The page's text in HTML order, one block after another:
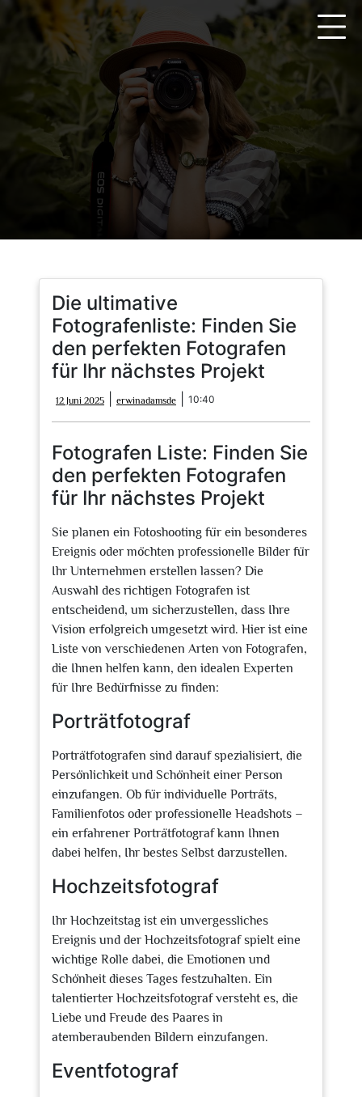
springen
Die ultimative
Fotografenliste: Finden Sie
den perfekten Fotografen
für Ihr nächstes Projekt
12 Juni 2025
Juni
2025
erwinadamsde erwinadamsde
10:40
Fotografen Liste: Finden Sie
den perfekten Fotografen
für Ihr nächstes Projekt
Sie planen ein Fotoshooting für ein besonderes
Ereignis oder möchten professionelle Bilder für
Ihr Unternehmen erstellen lassen? Die
Auswahl des richtigen Fotografen ist
entscheidend, um sicherzustellen, dass Ihre
Vision erfolgreich umgesetzt wird. Hier ist eine
Liste von verschiedenen Arten von Fotografen,
die Ihnen helfen kann, den idealen Experten
für Ihre Bedürfnisse zu finden:
Porträtfotograf
Porträtfotografen sind darauf spezialisiert, die
Persönlichkeit und Schönheit einer Person
einzufangen. Ob für individuelle Porträts,
Familienfotos oder professionelle Headshots –
ein erfahrener Porträtfotograf kann Ihnen
dabei helfen, Ihr bestes Selbst darzustellen.
Hochzeitsfotograf
Ihr Hochzeitstag ist ein unvergessliches
Ereignis und der Hochzeitsfotograf spielt eine
wichtige Rolle dabei, die Emotionen und
Schönheit dieses Tages festzuhalten. Ein
talentierter Hochzeitsfotograf versteht es, die
Liebe und Freude des Paares in
atemberaubenden Bildern einzufangen.
Eventfotograf